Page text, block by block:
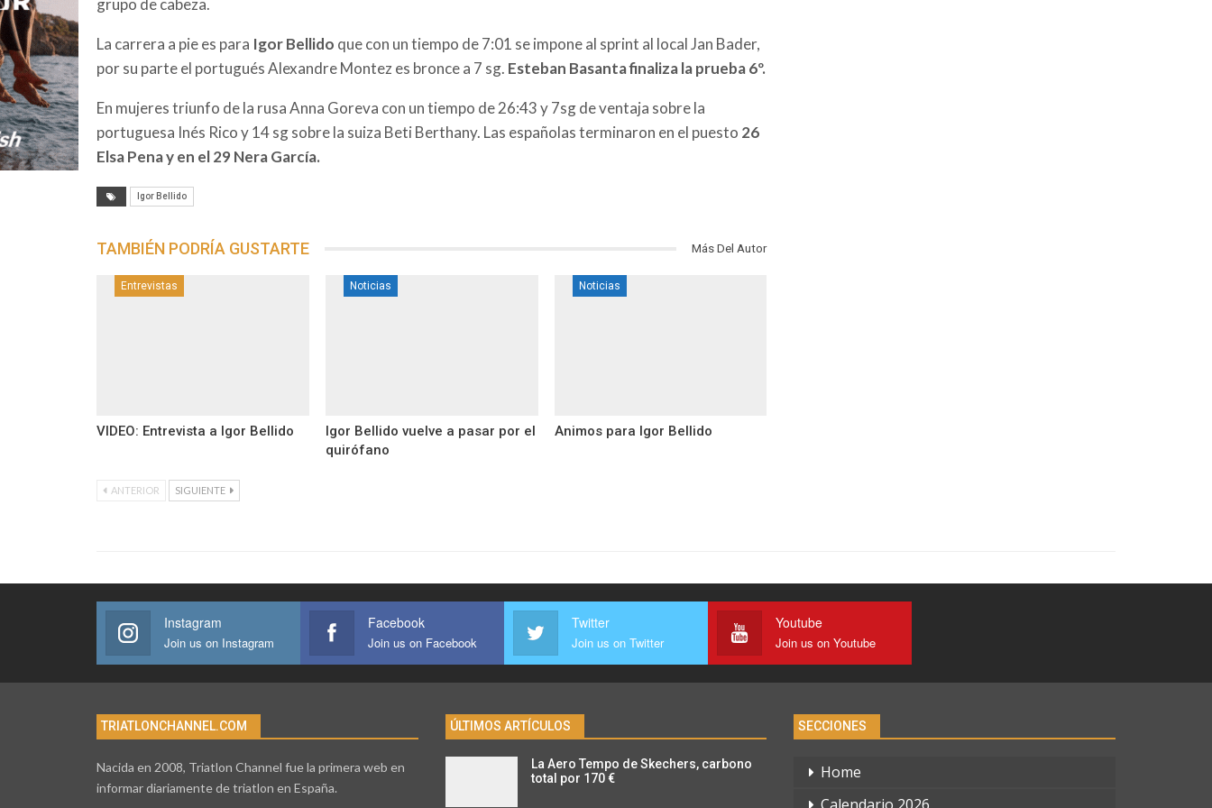
grupo de cabeza.
La carrera a pie es para Igor Bellido que con un tiempo de 7:01 se impone al sprint al local Jan Bader,
por su parte el portugués Alexandre Montez es bronce a 7 sg. Esteban Basanta finaliza la prueba 6º.
En mujeres triunfo de la rusa Anna Goreva con un tiempo de 26:43 y 7sg de ventaja sobre la
portuguesa Inés Rico y 14 sg sobre la suiza Beti Berthany. Las españolas terminaron en el puesto 26
Elsa Pena y en el 29 Nera García.
Igor Bellido
TAMBIÉN PODRÍA GUSTARTE Más Del Autor
Entrevistas
VIDEO: Entrevista a Igor Bellido
Noticias
Igor Bellido vuelve a pasar por el
quirófano
Noticias
Animos para Igor Bellido
ANTERIOR SIGUIENTE
Instagram
Join us on Instagram
Facebook
Join us on Facebook
Twitter
Join us on Twitter
Youtube
Join us on Youtube
TRIATLONCHANNEL.COM
Nacida en 2008, Triatlon Channel fue la primera web en
informar diariamente de triatlon en España.
ÚLTIMOS ARTÍCULOS
La Aero Tempo de Skechers, carbono
total por 170 €
SECCIONES
Home